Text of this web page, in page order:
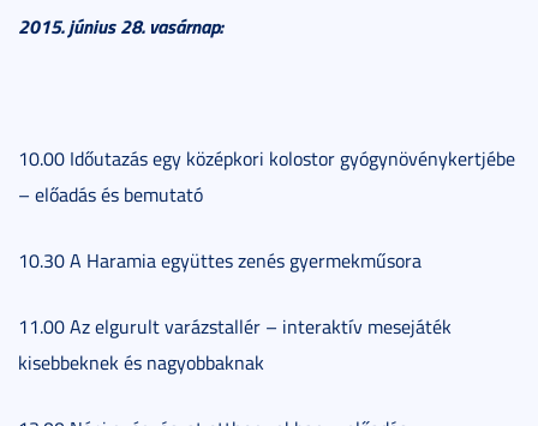
2015. június 28. vasárnap:
10.00 Időutazás egy középkori kolostor gyógynövénykertjébe
– előadás és bemutató
10.30 A Haramia együttes zenés gyermekműsora
11.00 Az elgurult varázstallér – interaktív mesejáték
kisebbeknek és nagyobbaknak